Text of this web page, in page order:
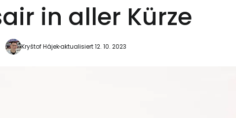
in aller Kürze
Kryštof Hájekaktualisiert 12. 10. 2023